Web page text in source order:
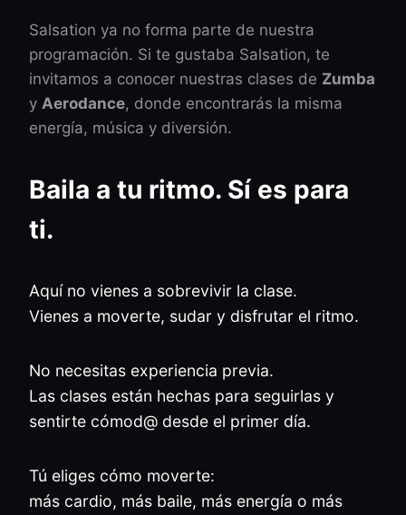
Salsation ya no forma parte de nuestra
programación. Si te gustaba Salsation, te
invitamos a conocer nuestras clases de Zumba
y Aerodance, donde encontrarás la misma
energía, música y diversión.
Baila a tu ritmo. Sí es para
ti.
Aquí no vienes a sobrevivir la clase.
Vienes a moverte, sudar y disfrutar el ritmo.
No necesitas experiencia previa.
Las clases están hechas para seguirlas y
sentirte cómod@ desde el primer día.
Tú eliges cómo moverte:
más cardio, más baile, más energía o más